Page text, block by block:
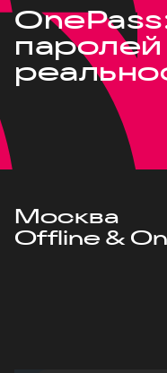
Москва
Offline &